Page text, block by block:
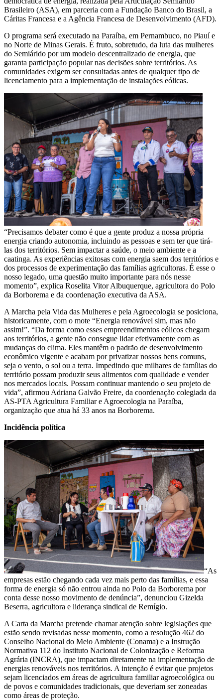
Brasileiro (ASA), em parceria com a Fundação Banco do Brasil, a
Cáritas Francesa e a Agência Francesa de Desenvolvimento (AFD).
O programa será executado na Paraíba, em Pernambuco, no Piauí e
no Norte de Minas Gerais. É fruto, sobretudo, da luta das mulheres
do Semiárido por um modelo descentralizado de energia, que
garanta participação popular nas decisões sobre territórios. As
comunidades exigem ser consultadas antes de qualquer tipo de
licenciamento para a implementação de instalações eólicas.
“Precisamos debater como é que a gente produz a nossa própria
energia criando autonomia, incluindo as pessoas e sem ter que tirá-
las dos territórios. Sem impactar a saúde, o meio ambiente e a
caatinga. As experiências exitosas com energia saem dos territórios e
dos processos de experimentação das famílias agricultoras. É esse o
nosso legado, uma questão muito importante para nós nesse
momento”, explica Roselita Vitor Albuquerque, agricultora do Polo
da Borborema e da coordenação executiva da ASA.
A Marcha pela Vida das Mulheres e pela Agroecologia se posiciona,
historicamente, com o mote “Energia renovável sim, mas não
assim!”. “Da forma como esses empreendimentos eólicos chegam
aos territórios, a gente não consegue lidar efetivamente com as
mudanças do clima. Eles mantêm o padrão de desenvolvimento
econômico vigente e acabam por privatizar nossos bens comuns,
seja o vento, o sol ou a terra. Impedindo que milhares de famílias do
território possam produzir seus alimentos com qualidade e vender
nos mercados locais. Possam continuar mantendo o seu projeto de
vida”, afirmou Adriana Galvão Freire, da coordenação colegiada da
AS-PTA Agricultura Familiar e Agroecologia na Paraíba,
organização que atua há 33 anos na Borborema.
Incidência política
“As
empresas estão chegando cada vez mais perto das famílias, e essa
forma de energia só não entrou ainda no Polo da Borborema por
conta desse nosso movimento de denúncia”, denunciou Gizelda
Beserra, agricultora e liderança sindical de Remígio.
A Carta da Marcha pretende chamar atenção sobre legislações que
estão sendo revisadas nesse momento, como a resolução 462 do
Conselho Nacional do Meio Ambiente (Conama) e a Instrução
Normativa 112 do Instituto Nacional de Colonização e Reforma
Agrária (INCRA), que impactam diretamente na implementação de
energias renováveis nos territórios. A intenção é evitar que projetos
sejam licenciados em áreas de agricultura familiar agroecológica ou
de povos e comunidades tradicionais, que deveriam ser zoneadas
como áreas de proteção.